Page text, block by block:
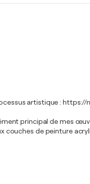
artistique :
principal de mes
de peinture